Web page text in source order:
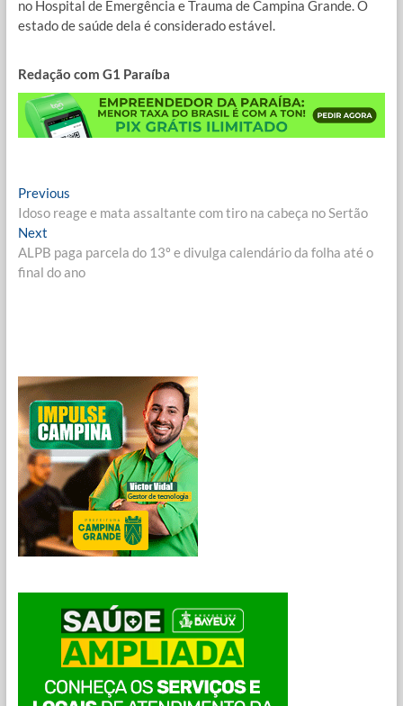
no Hospital de Emergência e Trauma de Campina Grande. O
estado de saúde dela é considerado estável.
Redação com G1 Paraíba
Navegação
de
Post
PreviousPrevious
post:
Idoso reage e mata assaltante com tiro na cabeça no Sertão
NextNext
post:
ALPB paga parcela do 13º e divulga calendário da folha até o
final do ano